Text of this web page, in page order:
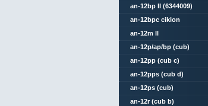
an-12bp ll (6344009)
an-12bpc ciklon
an-12m ll
an-12p/ap/bp (cub)
an-12pp (cub c)
an-12pps (cub d)
an-12ps (cub)
an-12r (cub b)